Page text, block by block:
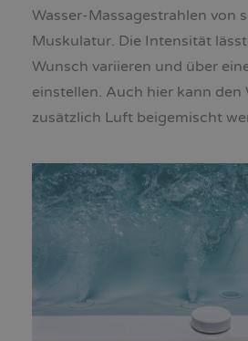
Wasser-Massagestrahlen von
Muskulatur. Die Intensität
Wunsch variieren und über
einstellen. Auch hier kann den
zusätzlich Luft beigemischt